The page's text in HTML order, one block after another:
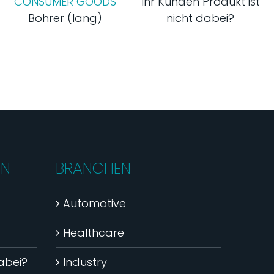
Bohrer (lang)
nicht dabei?
BRANCHEN
Automotive
Healthcare
Industry